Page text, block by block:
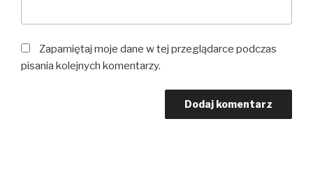
Zapamiętaj moje dane w tej przeglądarce podczas
pisania kolejnych komentarzy.